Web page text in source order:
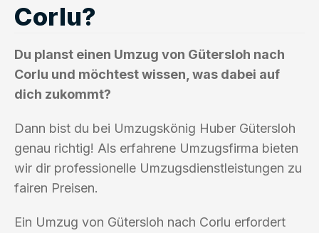
Corlu?
Du planst einen Umzug von Gütersloh nach
Corlu und möchtest wissen, was dabei auf
dich zukommt?
Dann bist du bei Umzugskönig Huber Gütersloh
genau richtig! Als erfahrene Umzugsfirma bieten
wir dir professionelle Umzugsdienstleistungen zu
fairen Preisen.
Ein Umzug von Gütersloh nach Corlu erfordert